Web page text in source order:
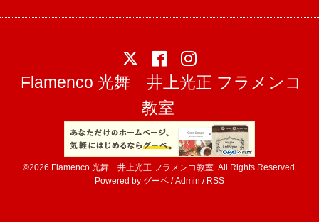
Flamenco 光舞 井上光正 フラメンコ
教室
©2026 Flamenco 光舞 井上光正 フラメンコ教室. All Rights Reserved.
Powered by グーペ /Admin / RSS